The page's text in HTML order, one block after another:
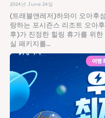
2024년 June 24일
(트래블앤레저)하와이 오아후
랑하는 포시즌스 리조트 오아
후)가 진정한 힐링 휴가를 위
실 패키지를...